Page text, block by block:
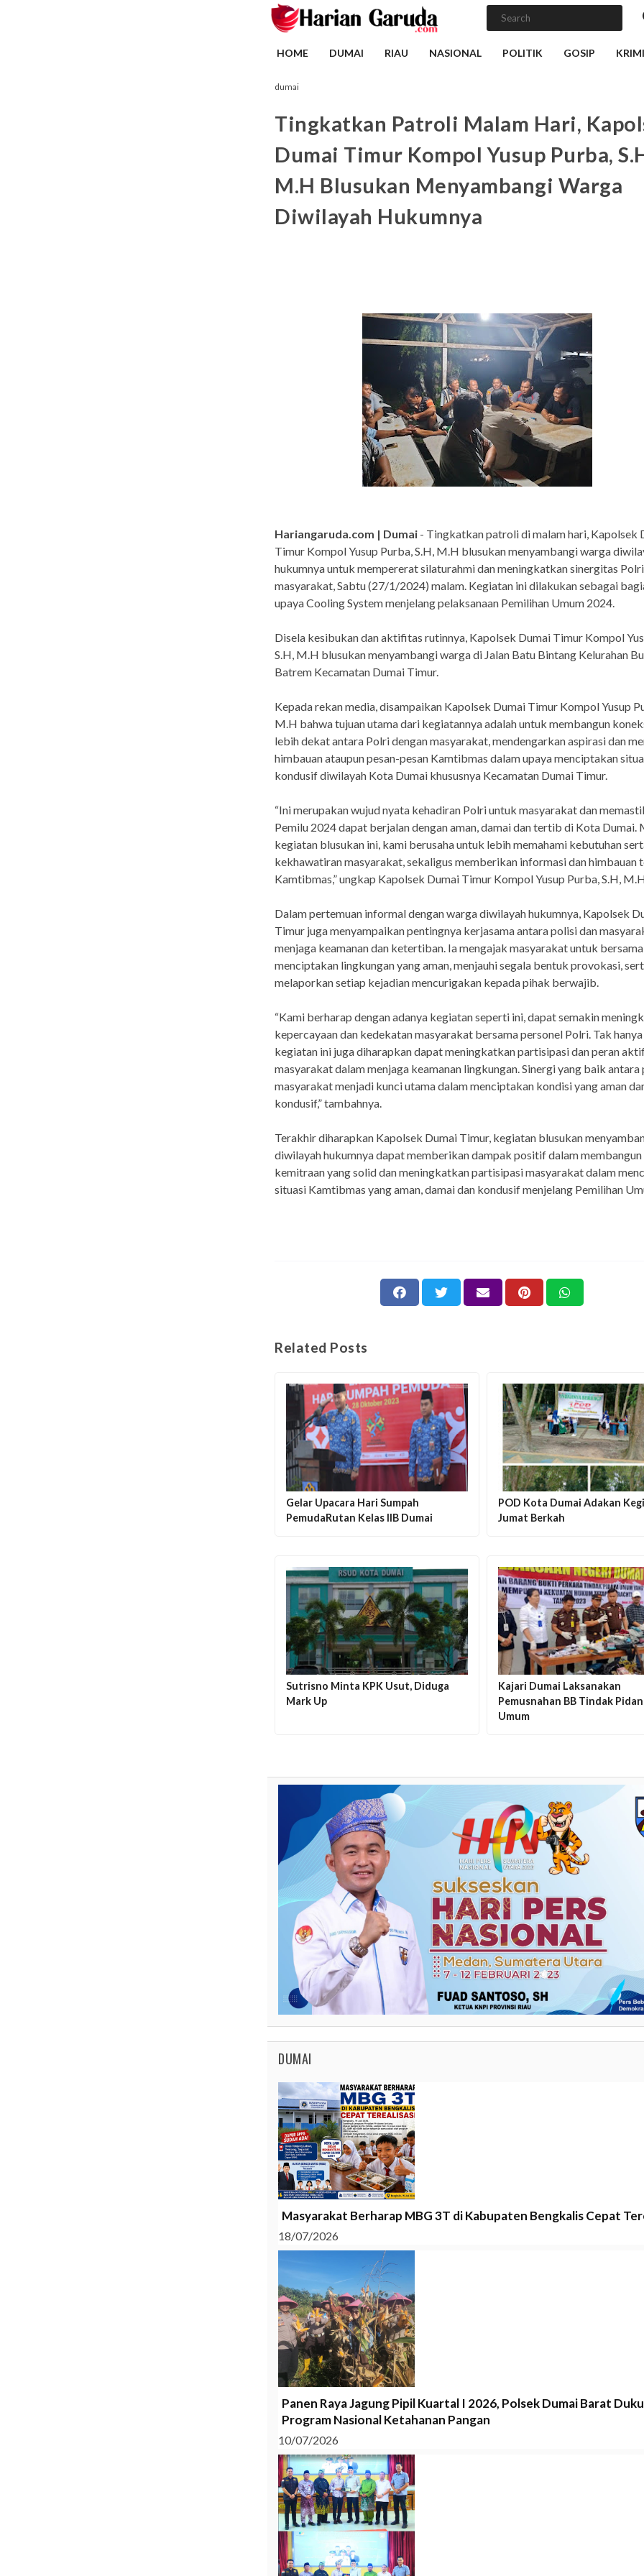
HOME DUMAI RIAU NASIONAL POLITIK GOSIP
dumai
Tingkatkan Patroli Malam Hari,
Dumai Timur Kompol Yusup Purba,
M.H Blusukan Menyambangi Warga
Diwilayah Hukumnya
Hariangaruda.com | Dumai - Tingkatkan patroli di malam hari, Kapolsek
Timur Kompol Yusup Purba, S.H, M.H blusukan menyambangi warga
hukumnya untuk mempererat silaturahmi dan meningkatkan sinergitas
masyarakat, Sabtu (27/1/2024) malam. Kegiatan ini dilakukan sebagai
upaya Cooling System menjelang pelaksanaan Pemilihan Umum 2024.
Disela kesibukan dan aktifitas rutinnya, Kapolsek Dumai Timur Kompol
S.H, M.H blusukan menyambangi warga di Jalan Batu Bintang Kelurahan
Batrem Kecamatan Dumai Timur.
Kepada rekan media, disampaikan Kapolsek Dumai Timur Kompol Yusup
M.H bahwa tujuan utama dari kegiatannya adalah untuk membangun
lebih dekat antara Polri dengan masyarakat, mendengarkan aspirasi dan
himbauan ataupun pesan-pesan Kamtibmas dalam upaya menciptakan
kondusif diwilayah Kota Dumai khususnya Kecamatan Dumai Timur.
“Ini merupakan wujud nyata kehadiran Polri untuk masyarakat dan
Pemilu 2024 dapat berjalan dengan aman, damai dan tertib di Kota Dumai.
kegiatan blusukan ini, kami berusaha untuk lebih memahami kebutuhan
kekhawatiran masyarakat, sekaligus memberikan informasi dan himbauan
Kamtibmas,” ungkap Kapolsek Dumai Timur Kompol Yusup Purba, S.H,
Dalam pertemuan informal dengan warga diwilayah hukumnya, Kapolsek
Timur juga menyampaikan pentingnya kerjasama antara polisi dan
menjaga keamanan dan ketertiban. Ia mengajak masyarakat untuk
menciptakan lingkungan yang aman, menjauhi segala bentuk provokasi,
melaporkan setiap kejadian mencurigakan kepada pihak berwajib.
“Kami berharap dengan adanya kegiatan seperti ini, dapat semakin
kepercayaan dan kedekatan masyarakat bersama personel Polri. Tak
kegiatan ini juga diharapkan dapat meningkatkan partisipasi dan peran
masyarakat dalam menjaga keamanan lingkungan. Sinergi yang baik antara
masyarakat menjadi kunci utama dalam menciptakan kondisi yang aman
kondusif,” tambahnya.
Terakhir diharapkan Kapolsek Dumai Timur, kegiatan blusukan
diwilayah hukumnya dapat memberikan dampak positif dalam membangun
kemitraan yang solid dan meningkatkan partisipasi masyarakat dalam
situasi Kamtibmas yang aman, damai dan kondusif menjelang Pemilihan
Related Posts
Gelar Upacara Hari Sumpah
PemudaRutan Kelas llB Dumai
POD Kota Dumai Adakan
Jumat Berkah
Sutrisno Minta KPK Usut, Diduga
Mark Up
Kajari Dumai Laksanakan
Pemusnahan BB Tindak
Umum
DUMAI
Masyarakat Berharap MBG 3T di Kabupaten Bengkalis Cepat
18/07/2026
Panen Raya Jagung Pipil Kuartal I 2026, Polsek Dumai Barat
Program Nasional Ketahanan Pangan
10/07/2026